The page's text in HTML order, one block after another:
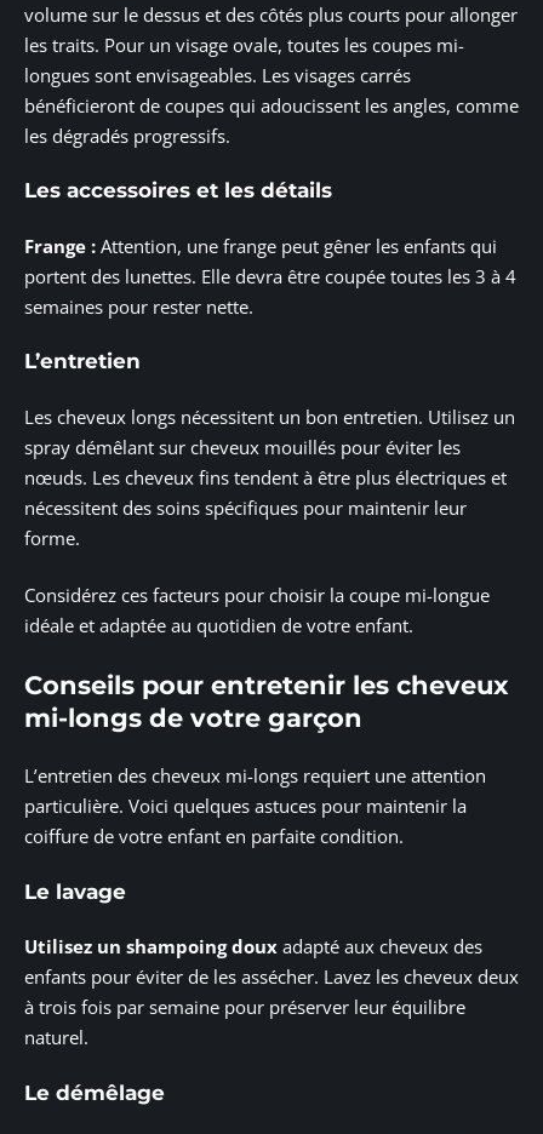
volume sur le dessus et des côtés plus courts pour allonger
les traits. Pour un visage ovale, toutes les coupes mi-
longues sont envisageables. Les visages carrés
bénéficieront de coupes qui adoucissent les angles, comme
les dégradés progressifs.
Les accessoires et les détails
Frange : Attention, une frange peut gêner les enfants qui
portent des lunettes. Elle devra être coupée toutes les 3 à 4
semaines pour rester nette.
L’entretien
Les cheveux longs nécessitent un bon entretien. Utilisez un
spray démêlant sur cheveux mouillés pour éviter les
nœuds. Les cheveux fins tendent à être plus électriques et
nécessitent des soins spécifiques pour maintenir leur
forme.
Considérez ces facteurs pour choisir la coupe mi-longue
idéale et adaptée au quotidien de votre enfant.
Conseils pour entretenir les cheveux
mi-longs de votre garçon
L’entretien des cheveux mi-longs requiert une attention
particulière. Voici quelques astuces pour maintenir la
coiffure de votre enfant en parfaite condition.
Le lavage
Utilisez un shampoing doux adapté aux cheveux des
enfants pour éviter de les assécher. Lavez les cheveux deux
à trois fois par semaine pour préserver leur équilibre
naturel.
Le démêlage